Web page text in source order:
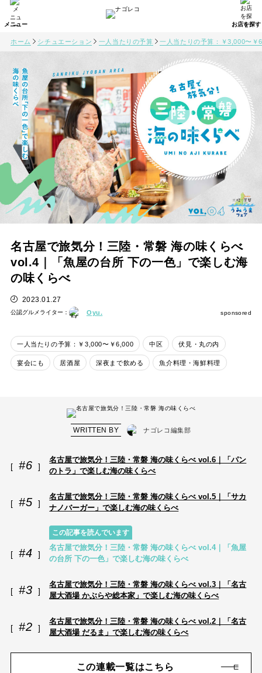
ホーム シチュエーション 一人当たりの予算 一人当たりの予算：￥3,000〜￥
名古屋で旅気分！三陸・常磐 海の味くらべ
vol.4｜「魚屋の台所 下の一色」で楽しむ海
の味くらべ
2023.01.27
公認グルメライター： Oyu. sponsored
一人当たりの予算：￥3,000〜￥6,000 中区 伏見・丸の内
宴会にも 居酒屋 深夜まで飲める 魚介料理・海鮮料理
WRITTEN BY ナゴレコ編集部
#6
名古屋で旅気分！三陸・常磐 海の味くらべ vol.6｜「パン
のトラ」で楽しむ海の味くらべ
#5
名古屋で旅気分！三陸・常磐 海の味くらべ vol.5｜「サカ
ナノバーガー」で楽しむ海の味くらべ
#4
この記事を読んでいます
名古屋で旅気分！三陸・常磐 海の味くらべ vol.4｜「魚屋
の台所 下の一色」で楽しむ海の味くらべ
#3
名古屋で旅気分！三陸・常磐 海の味くらべ vol.3｜「名古
屋大酒場 かぶらや総本家」で楽しむ海の味くらべ
#2
名古屋で旅気分！三陸・常磐 海の味くらべ vol.2｜「名古
屋大酒場 だるま」で楽しむ海の味くらべ
この連載一覧はこちら